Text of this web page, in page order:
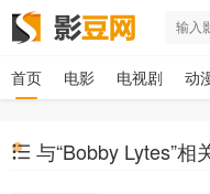
首页 电影 电视剧 动
与“Bobby Lytes”相